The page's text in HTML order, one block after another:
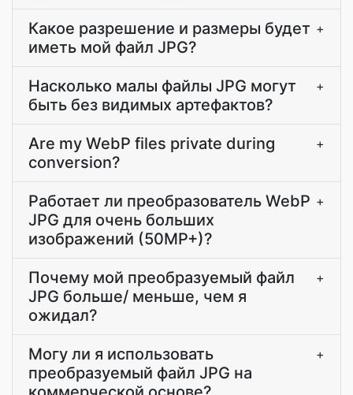
Какое разрешение и размеры будет
иметь мой файл JPG?
+
Насколько малы файлы JPG могут
быть без видимых артефактов?
+
Are my WebP files private during
conversion?
+
Работает ли преобразователь WebP
JPG для очень больших
изображений (50MP+)?
+
Почему мой преобразуемый файл
JPG больше/ меньше, чем я
ожидал?
+
Могу ли я использовать
преобразуемый файл JPG на
+